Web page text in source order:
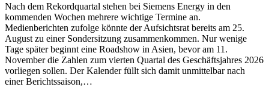
Nach dem Rekordquartal stehen bei Siemens Energy in den
kommenden Wochen mehrere wichtige Termine an.
Medienberichten zufolge könnte der Aufsichtsrat bereits am 25.
August zu einer Sondersitzung zusammenkommen. Nur wenige
Tage später beginnt eine Roadshow in Asien, bevor am 11.
November die Zahlen zum vierten Quartal des Geschäftsjahres 2026
vorliegen sollen. Der Kalender füllt sich damit unmittelbar nach
einer Berichtssaison,…